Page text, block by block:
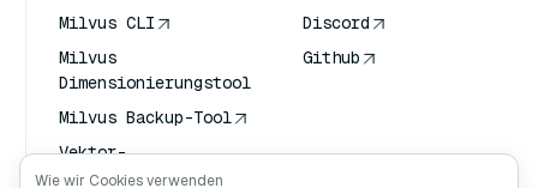
Milvus CLI
Milvus
Dimensionierungstool
Milvus Backup-Tool
Vektor-
Transportdienst
Discord
Github
Wie wir Cookies verwenden